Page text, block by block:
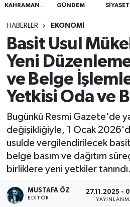
GÜNDEM SIYASET
HABERLER EKONOMI
Basit Usul
Yeni
ve Belge
Yetkisi Oda ve
Bugünkü Resmi Gazete'de
değişikliğiyle, 1 Ocak
usulde vergilendirilecek
belge basım ve dağıtım
birliklere yeni yetkiler tanındı.
MUSTAFA ÖZ
EDITÖR
27.11.2025 -
Güncel
Gündem
Magazin
Politika
Sağlık
Spor
Tarih - Kültür - Sanat -
Yaşam
Süper Lig Puan Durumu ve
Tüm Manşetler
Son Dakika Haberleri
Haber Arşivi